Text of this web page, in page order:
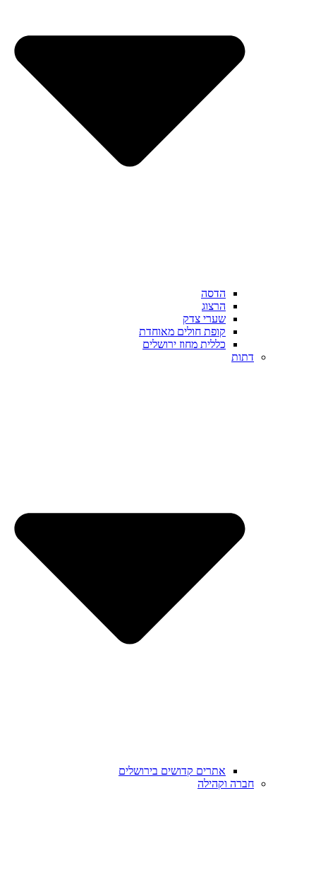
הדסה
הרצוג
שערי צדק
קופת חולים מאוחדת
כללית מחוז ירושלים
דתות
אתרים קדושים בירושלים
חברה וקהילה